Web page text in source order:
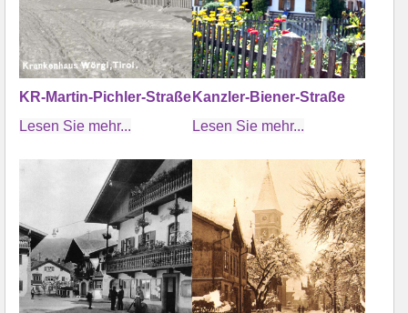
KR-Martin-Pichler-Straße
Lesen Sie mehr...
Kanzler-Biener-Straße
Lesen Sie mehr...